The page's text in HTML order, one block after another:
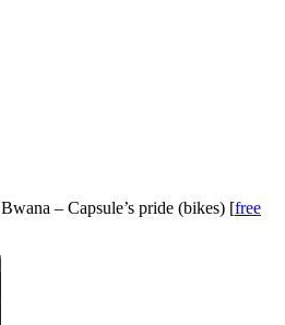
Bwana – Capsule’s pride (bikes) [free